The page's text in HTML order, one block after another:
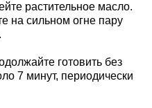
растительное масло.
на сильном огне пару
готовить без
7 минут, периодически